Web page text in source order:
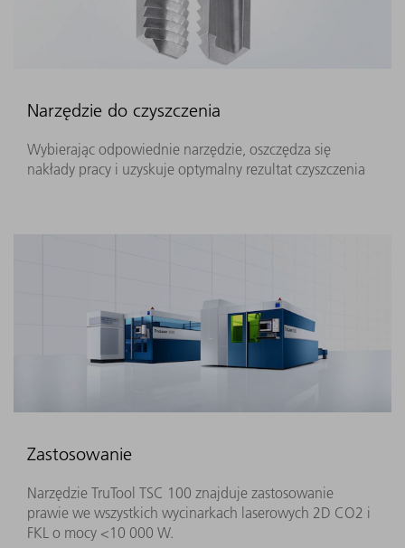
Narzędzie do czyszczenia
Wybierając odpowiednie narzędzie, oszczędza się
nakłady pracy i uzyskuje optymalny rezultat czyszczenia
Zastosowanie
Narzędzie TruTool TSC 100 znajduje zastosowanie
prawie we wszystkich wycinarkach laserowych 2D CO2 i
FKL o mocy <10 000 W.